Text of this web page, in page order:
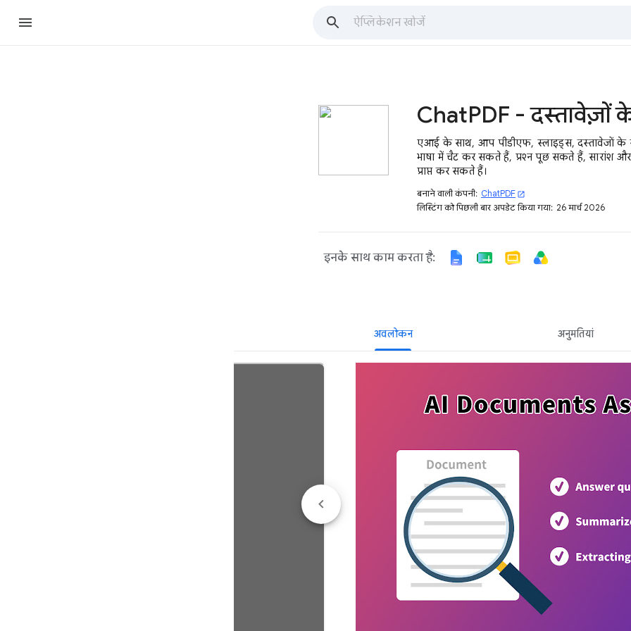
एआई के साथ, आप पीडीएफ, स्लाइड्स, दस्तावेजों के
भाषा में चैट कर सकते हैं, प्रश्न पूछ सकते हैं, सारांश और
प्राप्त कर सकते हैं।
बनाने वाली कंपनी: ChatPDF open_in_new
लिस्टिंग को पिछली बार अपडेट किया गया: 26 मार्च 2026
इनके साथ काम करता है:
अवलोकन अनुमतियां